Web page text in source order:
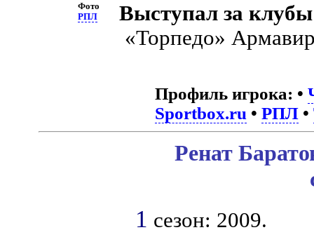
Фото
РПЛ
Выступал за
«Торпедо»
Профиль игрока: •
Sportbox.ru • РПЛ•
Ренат
1 сезон: 2009.